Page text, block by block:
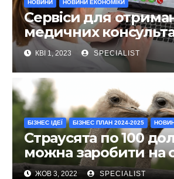
НОВИНИ НОВИНИ ЕКОНОМІКИ
Сервіси для
медичних
онлайн не виходячи
КВІ 1, 2023 SPECIALIST
БІЗНЕС ІДЕЇ БІЗНЕС ПЛАН 2024-2025
Страусята по 100
можна заробити на
в Україні
ЖОВ 3, 2022 SPECIALIST